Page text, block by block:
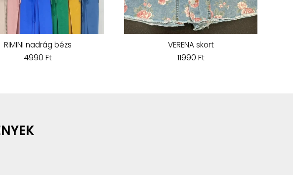
RIMINI nadrág bézs
4990 Ft
VERENA skort
11990 Ft